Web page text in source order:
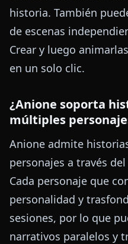
historia. También
de escenas
Crear y luego
en un solo clic.
¿Anione soporta
múltiples
Anione admite
personajes a través
Cada personaje que
personalidad y
sesiones, por lo que
narrativos paralelos y